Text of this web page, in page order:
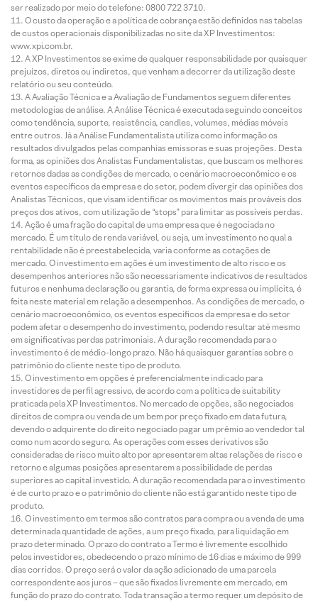
ser realizado por meio do telefone: 0800 722 3710.
O custo da operação e a política de cobrança estão definidos nas tabelas
de custos operacionais disponibilizadas no site da XP Investimentos:
www.xpi.com.br.
A XP Investimentos se exime de qualquer responsabilidade por quaisquer
prejuízos, diretos ou indiretos, que venham a decorrer da utilização deste
relatório ou seu conteúdo.
A Avaliação Técnica e a Avaliação de Fundamentos seguem diferentes
metodologias de análise. A Análise Técnica é executada seguindo conceitos
como tendência, suporte, resistência, candles, volumes, médias móveis
entre outros. Já a Análise Fundamentalista utiliza como informação os
resultados divulgados pelas companhias emissoras e suas projeções. Desta
forma, as opiniões dos Analistas Fundamentalistas, que buscam os melhores
retornos dadas as condições de mercado, o cenário macroeconômico e os
eventos específicos da empresa e do setor, podem divergir das opiniões dos
Analistas Técnicos, que visam identificar os movimentos mais prováveis dos
preços dos ativos, com utilização de “stops” para limitar as possíveis perdas.
Ação é uma fração do capital de uma empresa que é negociada no
mercado. É um título de renda variável, ou seja, um investimento no qual a
rentabilidade não é preestabelecida, varia conforme as cotações de
mercado. O investimento em ações é um investimento de alto risco e os
desempenhos anteriores não são necessariamente indicativos de resultados
futuros e nenhuma declaração ou garantia, de forma expressa ou implícita, é
feita neste material em relação a desempenhos. As condições de mercado, o
cenário macroeconômico, os eventos específicos da empresa e do setor
podem afetar o desempenho do investimento, podendo resultar até mesmo
em significativas perdas patrimoniais. A duração recomendada para o
investimento é de médio-longo prazo. Não há quaisquer garantias sobre o
patrimônio do cliente neste tipo de produto.
O investimento em opções é preferencialmente indicado para
investidores de perfil agressivo, de acordo com a política de suitability
praticada pela XP Investimentos. No mercado de opções, são negociados
direitos de compra ou venda de um bem por preço fixado em data futura,
devendo o adquirente do direito negociado pagar um prêmio ao vendedor tal
como num acordo seguro. As operações com esses derivativos são
consideradas de risco muito alto por apresentarem altas relações de risco e
retorno e algumas posições apresentarem a possibilidade de perdas
superiores ao capital investido. A duração recomendada para o investimento
é de curto prazo e o patrimônio do cliente não está garantido neste tipo de
produto.
O investimento em termos são contratos para compra ou a venda de uma
determinada quantidade de ações, a um preço fixado, para liquidação em
prazo determinado. O prazo do contrato a Termo é livremente escolhido
pelos investidores, obedecendo o prazo mínimo de 16 dias e máximo de 999
dias corridos. O preço será o valor da ação adicionado de uma parcela
correspondente aos juros – que são fixados livremente em mercado, em
função do prazo do contrato. Toda transação a termo requer um depósito de